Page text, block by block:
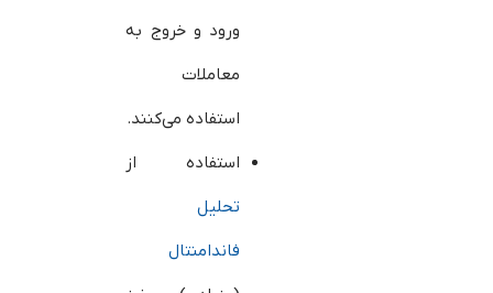
ورود و خروج به
معاملات
استفاده می‌کنند.
استفاده از
تحلیل
فاندامنتال